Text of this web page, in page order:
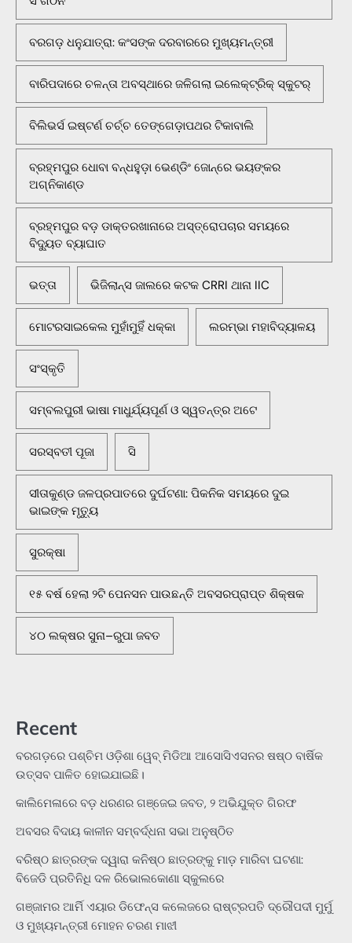
ବରଗଡ଼ ଧନୁଯାତ୍ରା: କଂସଙ୍କ ଦରବାରରେ ମୁଖ୍ୟମନ୍ତ୍ରୀ
ବାରିପଦାରେ ଚଳନ୍ତା ଅବସ୍ଥାରେ ଜଳିଗଲା ଇଲେକ୍ଟ୍ରିକ୍ ସ୍କୁଟର୍
ବିଲିଭର୍ସ ଇଷ୍ଟର୍ଣ ଚର୍ଚ୍ଚ ତେଙ୍ଗେଡ଼ାପଥର ଟିକାବାଲି
ବ୍ରହ୍ମପୁର ଧୋବା ବନ୍ଧହୁଡ଼ା ଭେଣ୍ଡିଂ ଜୋନ୍‌ରେ ଭୟଙ୍କର
ଅଗ୍ନିକାଣ୍ଡ
ବ୍ରହ୍ମପୁର ବଡ଼ ଡାକ୍ତରଖାନାରେ ଅସ୍ତ୍ରୋପଚାର ସମୟରେ
ବିଦ୍ୟୁତ ବ୍ୟାଘାତ
ଭତ୍ତା ଭିଜିଲାନ୍ସ ଜାଲରେ କଟକ CRRI ଥାନା IIC
ମୋଟରସାଇକେଲ ମୁହାଁମୁହିଁ ଧକ୍କା ଲରମ୍ଭା ମହାବିଦ୍ୟାଳୟ
ସଂସ୍କୃତି
ସମ୍ବଲପୁରୀ ଭାଷା ମାଧୁର୍ଯ୍ୟପୂର୍ଣ ଓ ସ୍ୱତନ୍ତ୍ର ଅଟେ
ସରସ୍ବତୀ ପୂଜା ସି
ସୀତାକୁଣ୍ଡ ଜଳପ୍ରପାତରେ ଦୁର୍ଘଟଣା: ପିକନିକ ସମୟରେ ଦୁଇ
ଭାଇଙ୍କ ମୃତ୍ୟୁ
ସୁରକ୍ଷା
୧୫ ବର୍ଷ ହେଲା ୨ଟି ପେନସନ ପାଉଛନ୍ତି ଅବସରପ୍ରାପ୍ତ ଶିକ୍ଷକ
୪୦ ଲକ୍ଷର ସୁନା–ରୁପା ଜବତ
Recent
ବରଗଡ଼ରେ ପଶ୍ଚିମ ଓଡ଼ିଶା ୱେବ୍ ମିଡିଆ ଆସୋସିଏସନର ଷଷ୍ଠ ବାର୍ଷିକ
ଉତ୍ସବ ପାଳିତ ହୋଇଯାଇଛି।
କାଲିମେଳାରେ ବଡ଼ ଧରଣର ଗଞ୍ଜେଇ ଜବତ, ୨ ଅଭିଯୁକ୍ତ ଗିରଫ
ଅବସର ବିଦାୟ କାଳୀନ ସମ୍ବର୍ଦ୍ଧନା ସଭା ଅନୁଷ୍ଠିତ
ବରିଷ୍ଠ ଛାତ୍ରଙ୍କ ଦ୍ୱାରା କନିଷ୍ଠ ଛାତ୍ରଙ୍କୁ ମାଡ଼ ମାରିବା ଘଟଣା:
ବିଜେଡି ପ୍ରତିନିଧି ଦଳ ରିଭୋଲକୋଣା ସ୍କୁଲରେ
ଗଞ୍ଜାମର ଆର୍ମି ଏୟାର ଡିଫେନ୍ସ କଲେଜରେ ରାଷ୍ଟ୍ରପତି ଦ୍ରୌପଦୀ ମୁର୍ମୁ
ଓ ମୁଖ୍ୟମନ୍ତ୍ରୀ ମୋହନ ଚରଣ ମାଝୀ